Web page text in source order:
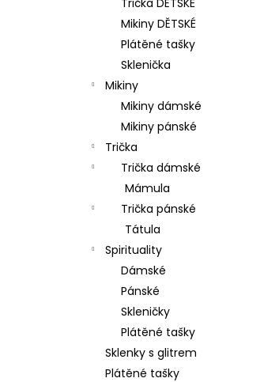
Trička DĚTSKÉ
Mikiny DĚTSKÉ
Plátěné tašky
Sklenička
Mikiny
Mikiny dámské
Mikiny pánské
Trička
Trička dámské
Mámula
Trička pánské
Tátula
Spirituality
Dámské
Pánské
Skleničky
Plátěné tašky
Sklenky s glitrem
Plátěné tašky